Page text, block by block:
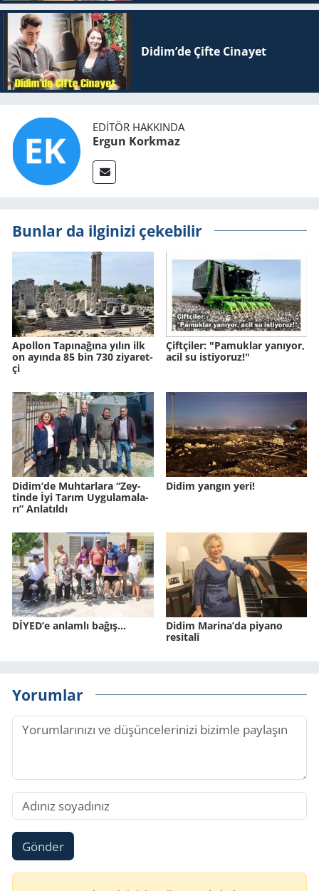
Didim’de Çifte Ci­na­yet
EDITÖR HAKKINDA
Ergun Korkmaz
Bunlar da ilginizi çekebilir
Apol­lon Ta­pı­na­ğına yılın ilk
on ayın­da 85 bin 730 zi­ya­ret­
çi
Çift­çi­ler: "Pa­muk­lar ya­nı­yor,
acil su is­ti­yo­ruz!"
Didim’de Muh­tar­la­ra “Zey­
tin­de İyi Tarım Uy­gu­la­ma­la­
rı” An­la­tıl­dı
Didim yangın yeri!
DİYED’e anlamlı bağış…
Didim Marina’da piyano
resitali
Yorumlar
Gönder